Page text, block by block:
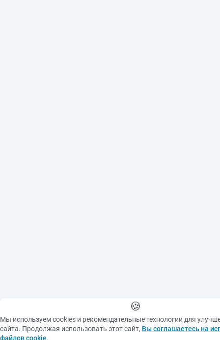
🍪
Мы используем cookies и рекомендательные технологии для
сайта. Продолжая использовать этот сайт, Вы соглашаетесь на
файлов cookie.